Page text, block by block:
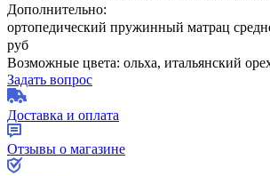
Дополнительно:
ортопедический пружинный матрац
руб
Возможные цвета: ольха, итальянский
Задать вопрос
Доставка и оплата
Отзывы о магазине